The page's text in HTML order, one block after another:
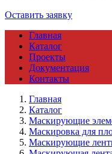
Оставить заявку
Главная
Каталог
Проекты
Документация
Контакты
Главная
Каталог
Маскирующие
Маскировка для
Маскирующие